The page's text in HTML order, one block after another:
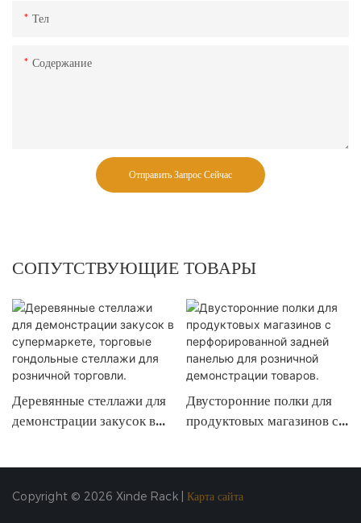
Тел
Содержание
Отправить Запрос Сейчас
СОПУТСТВУЮЩИЕ ТОВАРЫ
Деревянные стеллажи для
демонстрации закусок в
Двусторонние полки для
продуктовых магазинов с
Copyright © 2026 Xinde Rack | Карта сайта